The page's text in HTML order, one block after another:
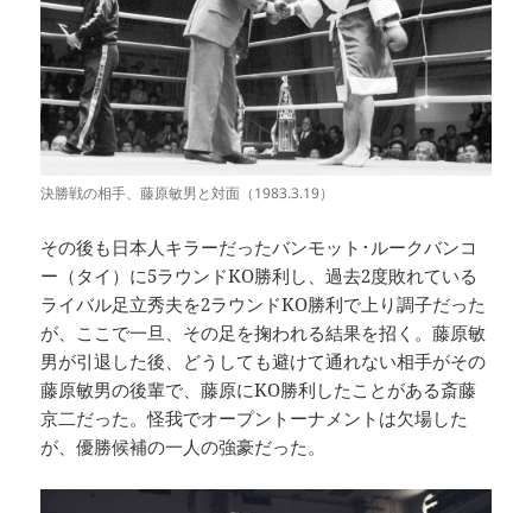
決勝戦の相手、藤原敏男と対面（1983.3.19）
その後も日本人キラーだったバンモット･ルークバンコ
ー（タイ）に5ラウンドKO勝利し、過去2度敗れている
ライバル足立秀夫を2ラウンドKO勝利で上り調子だった
が、ここで一旦、その足を掬われる結果を招く。藤原敏
男が引退した後、どうしても避けて通れない相手がその
藤原敏男の後輩で、藤原にKO勝利したことがある斎藤
京二だった。怪我でオープントーナメントは欠場した
が、優勝候補の一人の強豪だった。